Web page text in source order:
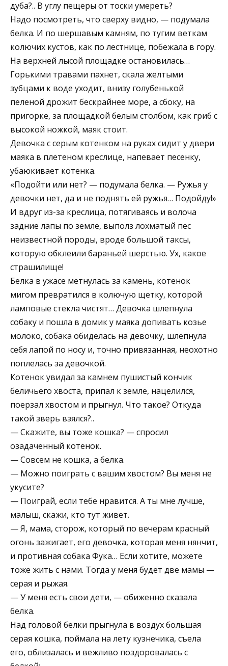
дуба?.. В углу пещеры от тоски умереть?
Надо посмотреть, что сверху видно, — подумала
белка. И по шершавым камням, по тугим веткам
колючих кустов, как по лестнице, побежала в гору.
На верхней лысой площадке остановилась…
Горькими травами пахнет, скала желтыми
зубцами к воде уходит, внизу голубенькой
пеленой дрожит бескрайнее море, а сбоку, на
пригорке, за площадкой белым столбом, как гриб с
высокой ножкой, маяк стоит.
Девочка с серым котенком на руках сидит у двери
маяка в плетеном креслице, напевает песенку,
убаюкивает котенка.
«Подойти или нет? — подумала белка. — Ружья у
девочки нет, да и не поднять ей ружья… Подойду!»
И вдруг из-за креслица, потягиваясь и волоча
задние лапы по земле, выполз лохматый пес
неизвестной породы, вроде большой таксы,
которую обклеили бараньей шерстью. Ух, какое
страшилище!
Белка в ужасе метнулась за камень, котенок
мигом превратился в колючую щетку, которой
ламповые стекла чистят… Девочка шлепнула
собаку и пошла в домик у маяка допивать козье
молоко, собака обиделась на девочку, шлепнула
себя лапой по носу и, точно привязанная, неохотно
поплелась за девочкой.
Котенок увидал за камнем пушистый кончик
беличьего хвоста, припал к земле, нацелился,
поерзал хвостом и прыгнул. Что такое? Откуда
такой зверь взялся?..
— Скажите, вы тоже кошка? — спросил
озадаченный котенок.
— Совсем не кошка, а белка.
— Можно поиграть с вашим хвостом? Вы меня не
укусите?
— Поиграй, если тебе нравится. А ты мне лучше,
малыш, скажи, кто тут живет.
— Я, мама, сторож, который по вечерам красный
огонь зажигает, его девочка, которая меня нянчит,
и противная собака Фука… Если хотите, можете
тоже жить с нами. Тогда у меня будет две мамы —
серая и рыжая.
— У меня есть свои дети, — обиженно сказала
белка.
Над головой белки прыгнула в воздух большая
серая кошка, поймала на лету кузнечика, съела
его, облизалась и вежливо поздоровалась с